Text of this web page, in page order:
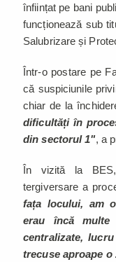
înființat pe bani
funcționează sub
Salubrizare și
Într-o postare pe
că suspiciunile
chiar de la
dificultăți în
din sectorul 1", a
În vizită la
tergiversare a
fața locului, am
erau încă
centralizate,
trecuse aproape